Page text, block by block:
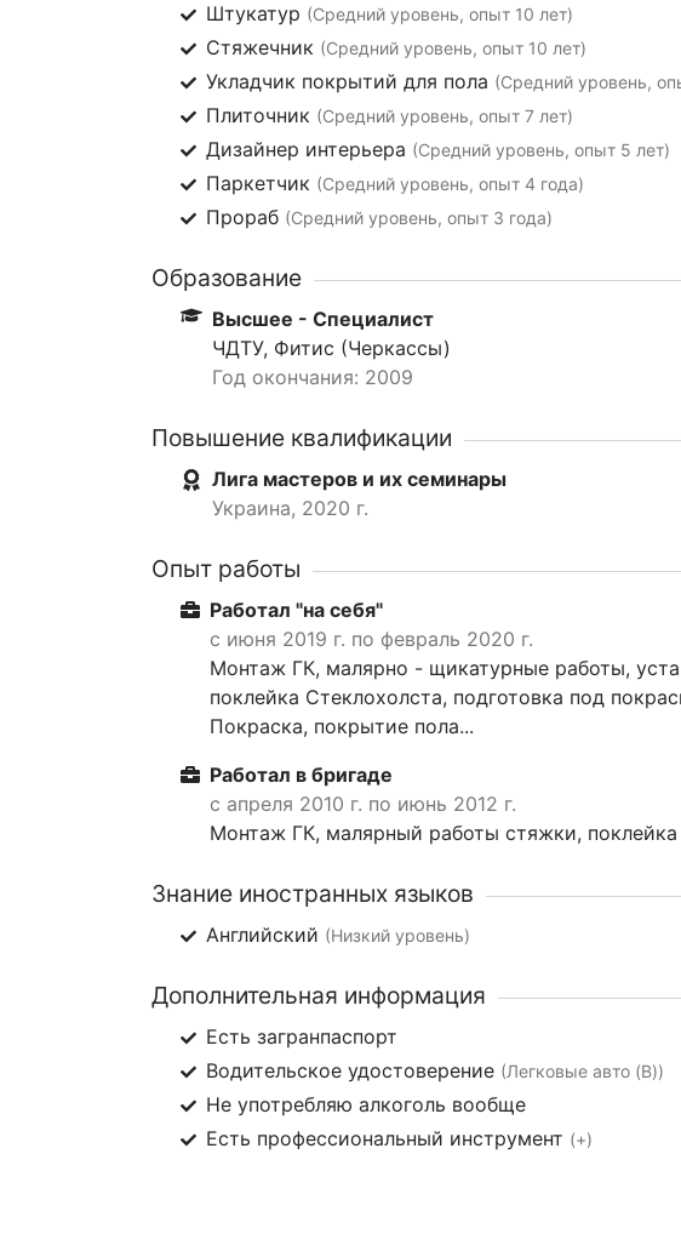
Штукатур (Средний уровень, опыт 10 лет)
Стяжечник (Средний уровень, опыт 10 лет)
Укладчик покрытий для пола (Средний уровень,
Плиточник (Средний уровень, опыт 7 лет)
Дизайнер интерьера (Средний уровень, опыт 5 лет)
Паркетчик (Средний уровень, опыт 4 года)
Прораб (Средний уровень, опыт 3 года)
Образование
Высшее - Специалист
ЧДТУ, Фитис (Черкассы)
Год окончания: 2009
Повышение квалификации
Лига мастеров и их семинары
Украина, 2020 г.
Опыт работы
Работал "на себя"
с июня 2019 г. по февраль 2020 г.
Монтаж ГК, малярно - щикатурные работы,
поклейка Стеклохолста, подготовка под
Покраска, покрытие пола...
Работал в бригаде
с апреля 2010 г. по июнь 2012 г.
Монтаж ГК, малярный работы стяжки, поклейка
Знание иностранных языков
Английский (Низкий уровень)
Дополнительная информация
Есть загранпаспорт
Водительское удостоверение (Легковые авто (B))
Не употребляю алкоголь вообще
Есть профессиональный инструмент (+)